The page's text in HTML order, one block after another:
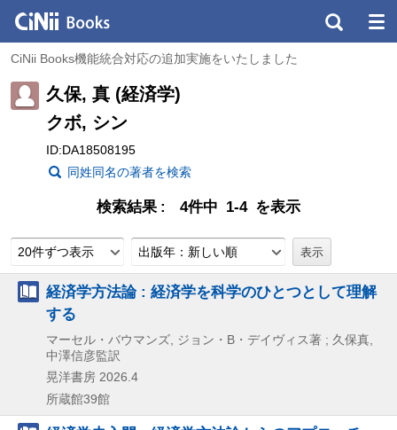
CiNii Books機能統合対応の追加実施をいたしました
久保, 真 (経済学)
クボ, シン
ID:DA18508195
同姓同名の著者を検索
検索結果 4件中 1-4 を表示
20件ずつ表示 出版年：新しい順
経済学方法論 : 経済学を科学のひとつとして理解
する
マーセル・バウマンズ, ジョン・B・デイヴィス著 ; 久保真,
中澤信彦監訳
晃洋書房 2026.4
所蔵館39館